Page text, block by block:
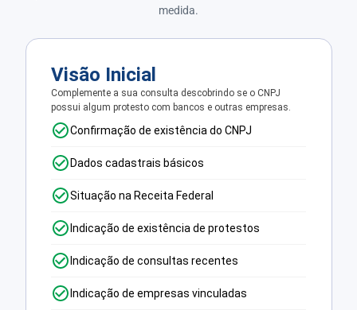
medida.
Visão Inicial
Complemente a sua consulta descobrindo se o CNPJ
possui algum protesto com bancos e outras empresas.
Confirmação de existência do CNPJ
Dados cadastrais básicos
Situação na Receita Federal
Indicação de existência de protestos
Indicação de consultas recentes
Indicação de empresas vinculadas